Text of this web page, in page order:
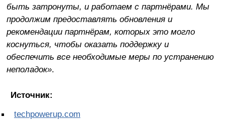
быть затронуты, и работаем с партнёрами. Мы
продолжим предоставлять обновления и
рекомендации партнёрам, которых это могло
коснуться, чтобы оказать поддержку и
обеспечить все необходимые меры по устранению
неполадок».
Источник:
techpowerup.com